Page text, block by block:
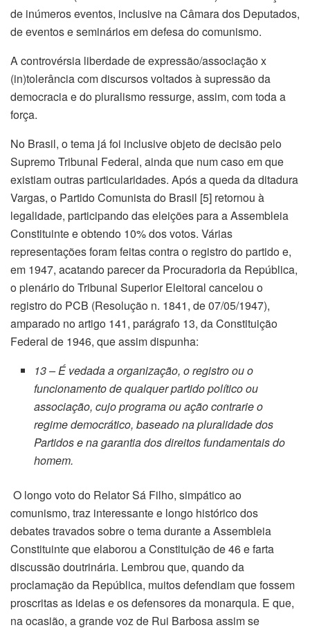
de inúmeros eventos, inclusive na Câmara dos Deputados,
de eventos e seminários em defesa do comunismo.
A controvérsia liberdade de expressão/associação x
(in)tolerância com discursos voltados à supressão da
democracia e do pluralismo ressurge, assim, com toda a
força.
No Brasil, o tema já foi inclusive objeto de decisão pelo
Supremo Tribunal Federal, ainda que num caso em que
existiam outras particularidades. Após a queda da ditadura
Vargas, o Partido Comunista do Brasil [5] retornou à
legalidade, participando das eleições para a Assembleia
Constituinte e obtendo 10% dos votos. Várias
representações foram feitas contra o registro do partido e,
em 1947, acatando parecer da Procuradoria da República,
o plenário do Tribunal Superior Eleitoral cancelou o
registro do PCB (Resolução n. 1841, de 07/05/1947),
amparado no artigo 141, parágrafo 13, da Constituição
Federal de 1946, que assim dispunha:
13 – É vedada a organização, o registro ou o
funcionamento de qualquer partido político ou
associação, cujo programa ou ação contrarie o
regime democrático, baseado na pluralidade dos
Partidos e na garantia dos direitos fundamentais do
homem.
O longo voto do Relator Sá Filho, simpático ao
comunismo, traz interessante e longo histórico dos
debates travados sobre o tema durante a Assembleia
Constituinte que elaborou a Constituição de 46 e farta
discussão doutrinária. Lembrou que, quando da
proclamação da República, muitos defendiam que fossem
proscritas as ideias e os defensores da monarquia. E que,
na ocasião, a grande voz de Rui Barbosa assim se